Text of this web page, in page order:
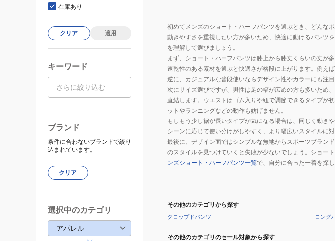
初めてメンズのショート・ハーフパンツを選ぶとき、どんな
動きやすさを重視したい方が多いため、快適に動けるパンツ
を理解して選びましょう。
まず、ショート・ハーフパンツは膝上から膝丈くらいの丈が
速乾性のある素材を選ぶと快適さが格段に上がります。例え
逆に、カジュアルな普段使いならデザイン性やカラーにも注目
次にサイズ選びですが、男性は足の幅が広めの方も多いため
直結します。ウエストはゴム入りや紐で調節できるタイプが
ットやランニングなどの動作も妨げません。
もしもう少し裾が長いタイプが気になる場合は、同じく動き
シーンに応じて使い分けがしやすく、より幅広いスタイルに対
最後に、デザイン面ではシンプルな無地からスポーツブラン
のスタイルを見つけていくと失敗が少ないでしょう。ショー
ンズショート・ハーフパンツ一覧で、自分に合った一着を探し
その他のカテゴリから探す
クロップドパンツ ロング
その他のカテゴリのセール対象から探す
在庫あり
クリア 適用
キーワード
ブランド
条件に合わないブランドで絞り
込まれています。
クリア
選択中のカテゴリ
アパレル